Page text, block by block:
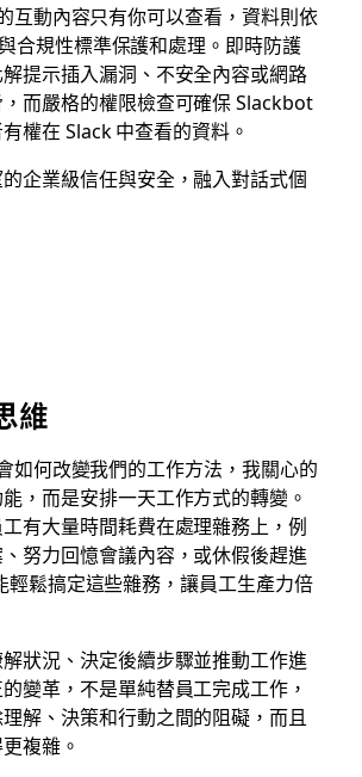
互動內容只有你可以查看，資料則依
合規性標準保護和處理。即時防護
提示插入漏洞、不安全內容或網路
而嚴格的權限檢查可確保 Slackbot
權在 Slack 中查看的資料。
企業級信任與安全，融入對話式個
維
如何改變我們的工作方法，我關心的
，而是安排一天工作方式的轉變。
有大量時間耗費在處理雜務上，例
努力回憶會議內容，或休假後趕進
輕鬆搞定這些雜務，讓員工生產力倍
狀況、決定後續步驟並推動工作進
變革，不是單純替員工完成工作，
解、決策和行動之間的阻礙，而且
複雜。